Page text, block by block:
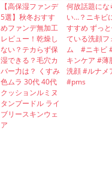
【高保湿ファンデ
5選】秋冬おすす
めファンデ無加工
レビュー！乾燥し
ない？テカらず保
湿できる？毛穴カ
バー力は？ くすみ
色ムラ 30代 40代
クッションルミヌ
タンプードル ライ
ブリースキンウェ
ア
何故話題にな
い…？ニキビ
すすめ ずっ
ている洗顔フ
ム #ニキビ
キンケア #薄
洗顔 #ルナメ
#pms